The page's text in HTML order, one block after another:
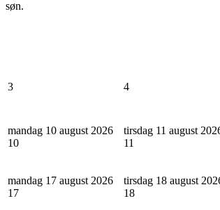
søn.
3 4
mandag 10 august 2026
10
tirsdag 11 august
11
mandag 17 august 2026
17
tirsdag 18 august
18